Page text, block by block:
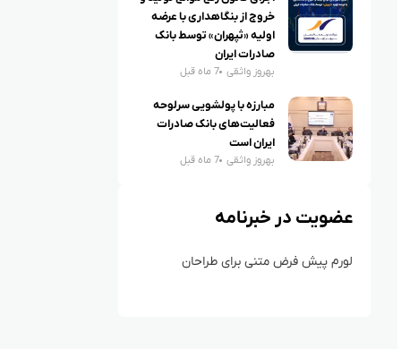
خروج از بنگاهداری با عرضه
اولیه «ثپهران» توسط بانک
صادرات ایران
بهروز واثقی 7 ماه قبل
مبارزه با پولشویی سرلوحه
فعالیت‌های بانک صادرات
ایران است
بهروز واثقی 7 ماه قبل
عضویت در خبرنامه
لورم پیش فرض متنی برای طراحان